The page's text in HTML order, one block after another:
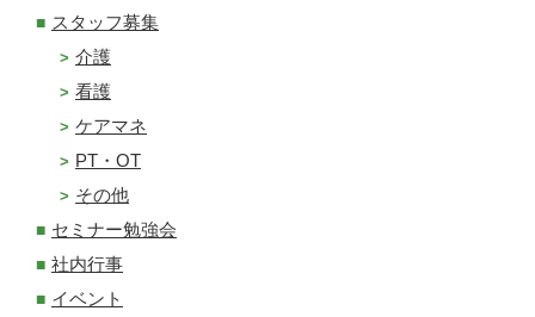
スタッフ募集
介護
看護
ケアマネ
PT・OT
その他
セミナー勉強会
社内行事
イベント